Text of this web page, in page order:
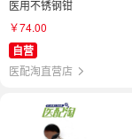
医用不锈钢钳
￥74.00
自营
医配淘直营店